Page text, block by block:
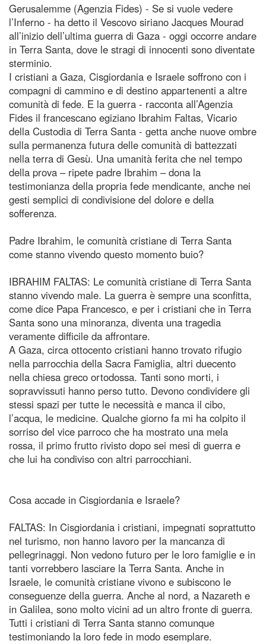
Gerusalemme (Agenzia Fides) - Se si vuole vedere
l’Inferno - ha detto il Vescovo siriano Jacques Mourad
all’inizio dell’ultima guerra di Gaza - oggi occorre andare
in Terra Santa, dove le stragi di innocenti sono diventate
sterminio.
I cristiani a Gaza, Cisgiordania e Israele soffrono con i
compagni di cammino e di destino appartenenti a altre
comunità di fede. E la guerra - racconta all’Agenzia
Fides il francescano egiziano Ibrahim Faltas, Vicario
della Custodia di Terra Santa - getta anche nuove ombre
sulla permanenza futura delle comunità di battezzati
nella terra di Gesù. Una umanità ferita che nel tempo
della prova – ripete padre Ibrahim – dona la
testimonianza della propria fede mendicante, anche nei
gesti semplici di condivisione del dolore e della
sofferenza.
Padre Ibrahim, le comunità cristiane di Terra Santa
come stanno vivendo questo momento buio?
IBRAHIM FALTAS: Le comunità cristiane di Terra Santa
stanno vivendo male. La guerra è sempre una sconfitta,
come dice Papa Francesco, e per i cristiani che in Terra
Santa sono una minoranza, diventa una tragedia
veramente difficile da affrontare.
A Gaza, circa ottocento cristiani hanno trovato rifugio
nella parrocchia della Sacra Famiglia, altri duecento
nella chiesa greco ortodossa. Tanti sono morti, i
sopravvissuti hanno perso tutto. Devono condividere gli
stessi spazi per tutte le necessità e manca il cibo,
l’acqua, le medicine. Qualche giorno fa mi ha colpito il
sorriso del vice parroco che ha mostrato una mela
rossa, il primo frutto rivisto dopo sei mesi di guerra e
che lui ha condiviso con altri parrocchiani.
Cosa accade in Cisgiordania e Israele?
FALTAS: In Cisgiordania i cristiani, impegnati soprattutto
nel turismo, non hanno lavoro per la mancanza di
pellegrinaggi. Non vedono futuro per le loro famiglie e in
tanti vorrebbero lasciare la Terra Santa. Anche in
Israele, le comunità cristiane vivono e subiscono le
conseguenze della guerra. Anche al nord, a Nazareth e
in Galilea, sono molto vicini ad un altro fronte di guerra.
Tutti i cristiani di Terra Santa stanno comunque
testimoniando la loro fede in modo esemplare.